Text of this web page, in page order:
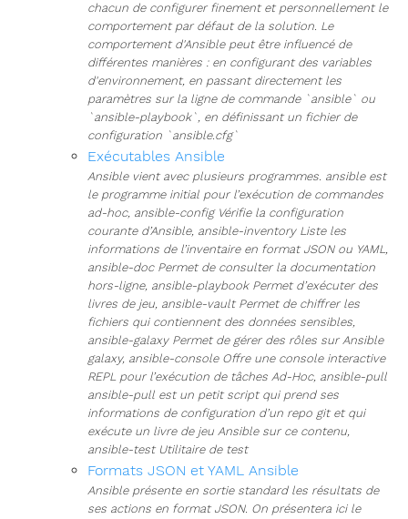
chacun de configurer finement et personnellement le
comportement par défaut de la solution. Le
comportement d'Ansible peut être influencé de
différentes manières : en configurant des variables
d'environnement, en passant directement les
paramètres sur la ligne de commande `ansible` ou
`ansible-playbook`, en définissant un fichier de
configuration `ansible.cfg`
Exécutables Ansible
Ansible vient avec plusieurs programmes. ansible est
le programme initial pour l’exécution de commandes
ad-hoc, ansible-config Vérifie la configuration
courante d’Ansible, ansible-inventory Liste les
informations de l’inventaire en format JSON ou YAML,
ansible-doc Permet de consulter la documentation
hors-ligne, ansible-playbook Permet d’exécuter des
livres de jeu, ansible-vault Permet de chiffrer les
fichiers qui contiennent des données sensibles,
ansible-galaxy Permet de gérer des rôles sur Ansible
galaxy, ansible-console Offre une console interactive
REPL pour l’exécution de tâches Ad-Hoc, ansible-pull
ansible-pull est un petit script qui prend ses
informations de configuration d’un repo git et qui
exécute un livre de jeu Ansible sur ce contenu,
ansible-test Utilitaire de test
Formats JSON et YAML Ansible
Ansible présente en sortie standard les résultats de
ses actions en format JSON. On présentera ici le